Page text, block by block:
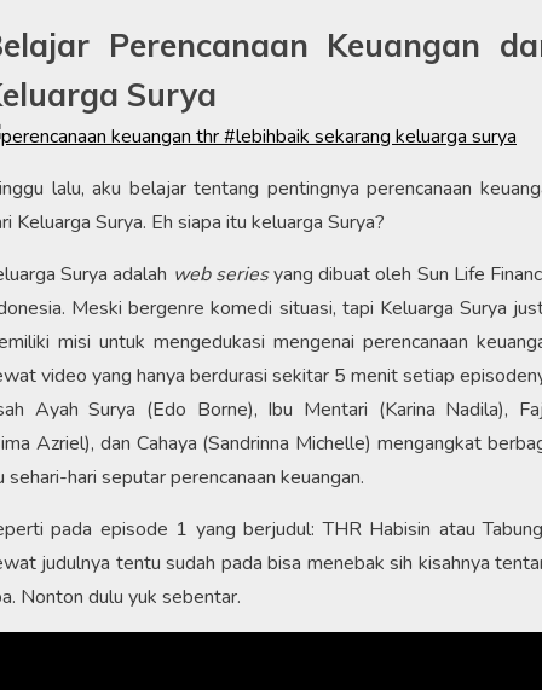
Perencanaan Keuangan
Surya
lalu, aku belajar tentang pentingnya perencanaan
Keluarga Surya. Eh siapa itu keluarga Surya?
Surya adalah web seriesyang dibuat oleh Sun Life
Meski bergenre komedi situasi, tapi Keluarga Surya
misi untuk mengedukasi mengenai perencanaan
video yang hanya berdurasi sekitar 5 menit setiap
Ayah Surya (Edo Borne), Ibu Mentari (Karina Nadila),
Azriel), dan Cahaya (Sandrinna Michelle) mengangkat
sehari-hari seputar perencanaan keuangan.
pada episode 1 yang berjudul: THR Habisin atau
judulnya tentu sudah pada bisa menebak sih kisahnya
Nonton dulu yuk sebentar.